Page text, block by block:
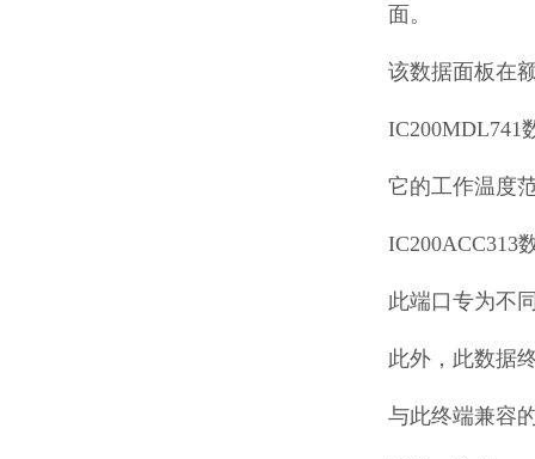
面。
该数据面板在
IC200MDL741
它的工作温度
IC200ACC313
此端口专为不
此外，此数据
与此终端兼容